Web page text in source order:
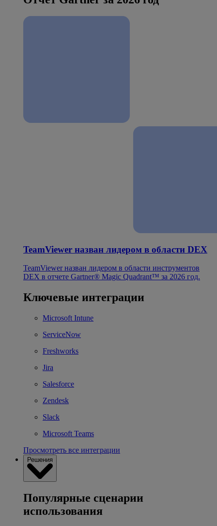
TeamViewer назван лидером в области DEX
TeamViewer назван лидером в области инструментов
DEX в отчете Gartner® Magic Quadrant™ за 2026 год.
Ключевые интеграции
Microsoft Intune
ServiceNow
Freshworks
Jira
Salesforce
Zendesk
Slack
Microsoft Teams
Просмотреть все интеграции
Решения
Популярные сценарии
использования